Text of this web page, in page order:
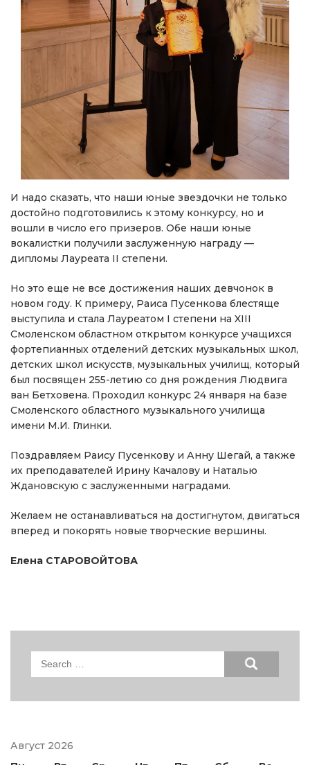
И надо сказать, что наши юные звездочки не только
достойно подготовились к этому конкурсу, но и
вошли в число его призеров. Обе наши юные
вокалистки получили заслуженную награду —
дипломы Лауреата II степени.
Но это еще не все достижения наших девчонок в
новом году. К примеру, Раиса Пусенкова блестяще
выступила и стала Лауреатом I степени на XIII
Смоленском областном открытом конкурсе учащихся
фортепианных отделений детских музыкальных школ,
детских школ искусств, музыкальных училищ, который
был посвящен 255-летию со дня рождения Людвига
ван Бетховена. Проходил конкурс 24 января на базе
Смоленского областного музыкального училища
имени М.И. Глинки.
Поздравляем Раису Пусенкову и Анну Шегай, а также
их преподавателей Ирину Качалову и Наталью
Ждановскую с заслуженными наградами.
Желаем не останавливаться на достигнутом, двигаться
вперед и покорять новые творческие вершины.
Елена СТАРОВОЙТОВА
Search
Август 2026